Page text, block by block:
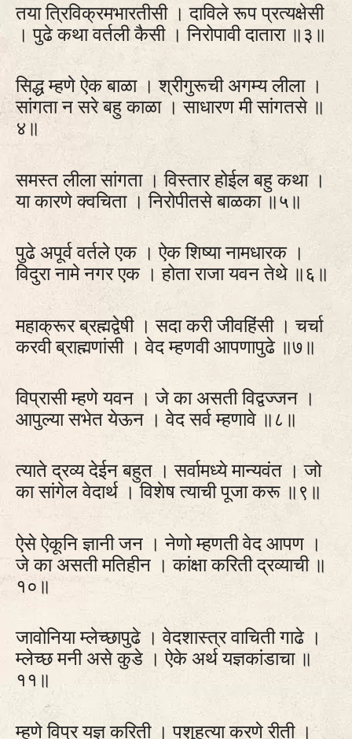
तया त्रिविक्रमभारतीसी । दाविले रूप प्रत्यक्षेसी
। पुढे कथा वर्तली कैसी । निरोपावी दातारा ॥३॥
सिद्ध म्हणे ऐक बाळा । श्रीगुरूची अगम्य लीला ।
सांगता न सरे बहु काळा । साधारण मी सांगतसे ॥
४॥
समस्त लीला सांगता । विस्तार होईल बहु कथा ।
या कारणे क्वचिता । निरोपीतसे बाळका ॥५॥
पुढे अपूर्व वर्तले एक । ऐक शिष्या नामधारक ।
विदुरा नामे नगर एक । होता राजा यवन तेथे ॥६॥
महाक्रूर ब्रह्मद्वेषी । सदा करी जीवहिंसी । चर्चा
करवी ब्राह्मणांसी । वेद म्हणवी आपणापुढे ॥७॥
विप्रासी म्हणे यवन । जे का असती विद्वज्जन ।
आपुल्या सभेत येऊन । वेद सर्व म्हणावे ॥८॥
त्याते द्रव्य देईन बहुत । सर्वामध्ये मान्यवंत । जो
का सांगेल वेदार्थ । विशेष त्याची पूजा करू ॥९॥
ऐसे ऐकूनि ज्ञानी जन । नेणो म्हणती वेद आपण ।
जे का असती मतिहीन । कांक्षा करिती द्रव्याची ॥
१०॥
जावोनिया म्लेच्छापुढे । वेदशास्त्र वाचिती गाढे ।
म्लेच्छ मनी असे कुडे । ऐके अर्थ यज्ञकांडाचा ॥
११॥
म्हणे विप्र यज्ञ करिती । पशुहत्या करणे रीती ।